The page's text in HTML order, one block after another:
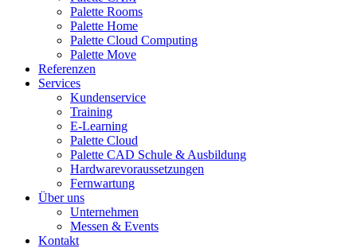
Palette Rooms
Palette Home
Palette Cloud Computing
Palette Move
Referenzen
Services
Kundenservice
Training
E-Learning
Palette Cloud
Palette CAD Schule & Ausbildung
Hardwarevoraussetzungen
Fernwartung
Über uns
Unternehmen
Messen & Events
Kontakt